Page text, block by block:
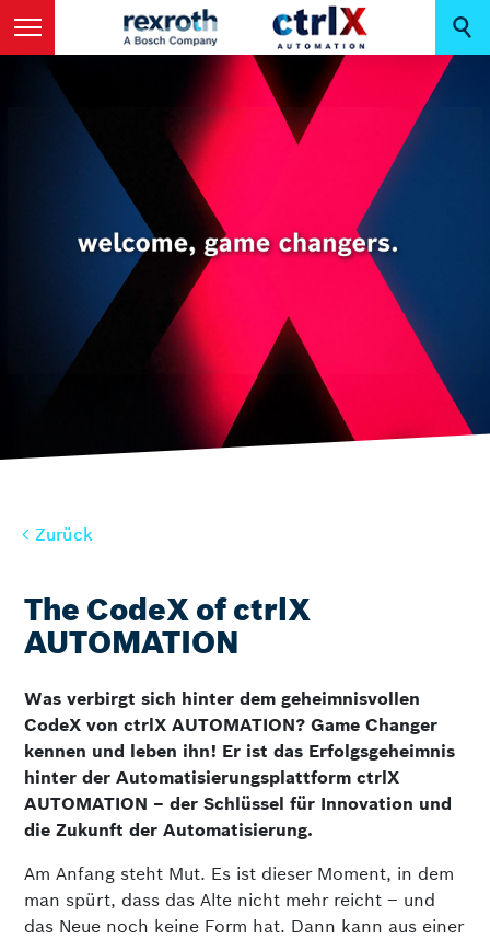
Zurück
The CodeX of ctrlX
AUTOMATION
Was verbirgt sich hinter dem geheimnisvollen
CodeX von ctrlX AUTOMATION? Game Changer
kennen und leben ihn! Er ist das Erfolgsgeheimnis
hinter der Automatisierungsplattform ctrlX
AUTOMATION – der Schlüssel für Innovation und
die Zukunft der Automatisierung.
Am Anfang steht Mut. Es ist dieser Moment, in dem
man spürt, dass das Alte nicht mehr reicht – und
das Neue noch keine Form hat. Dann kann aus einer
Zurück